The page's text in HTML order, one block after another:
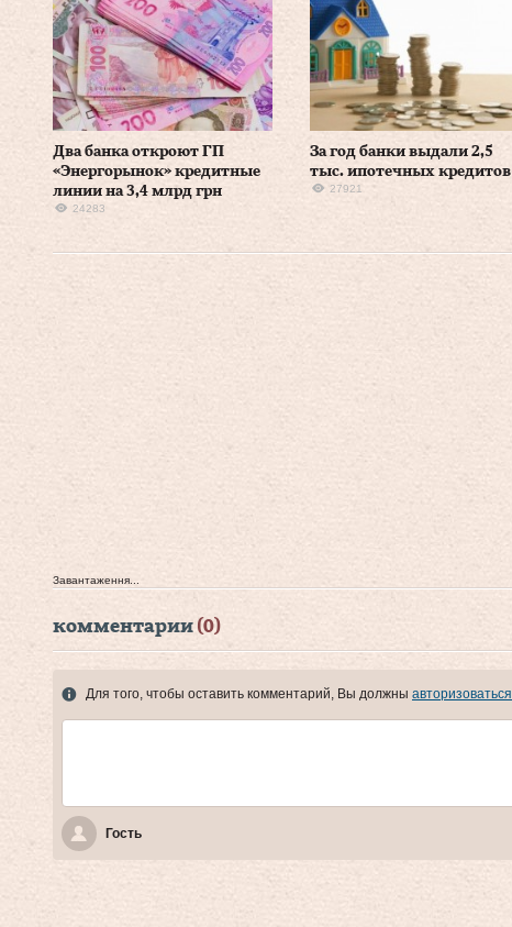
Два банка откроют ГП
«Энергорынок» кредитные
линии на 3,4 млрд грн
24283
За год банки выдали 2,5
тыс. ипотечных кредитов
27921
Завантаження...
комментарии (0)
Для того, чтобы оставить комментарий, Вы должны авторизоваться
Гость